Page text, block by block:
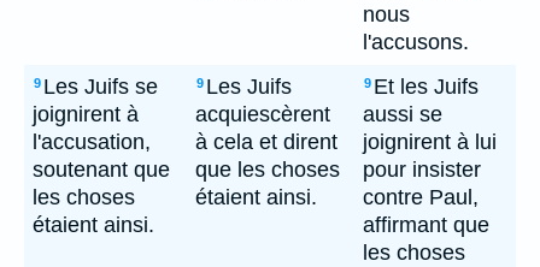
nous
l'accusons.
9 Les Juifs se
joignirent à
l'accusation,
soutenant que
les choses
étaient ainsi.
9 Les Juifs
acquiescèrent
à cela et dirent
que les choses
étaient ainsi.
9 Et les Juifs
aussi se
joignirent à lui
pour insister
contre Paul,
affirmant que
les choses